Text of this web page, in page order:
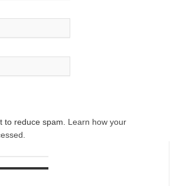
to reduce spam. Learn how your